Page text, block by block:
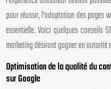
pour réussir, l’adaptation des pages
essentielle. Voici quelques conseils
marketing désirant gagner en autorité
Optimisation de la qualité du
sur Google